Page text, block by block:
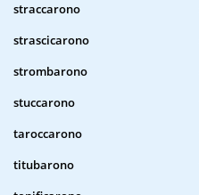
straccarono
strascicarono
strombarono
stuccarono
taroccarono
titubarono